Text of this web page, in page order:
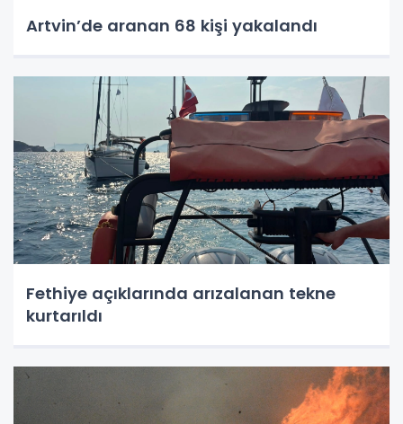
Artvin’de aranan 68 kişi yakalandı
Fethiye açıklarında arızalanan tekne
kurtarıldı